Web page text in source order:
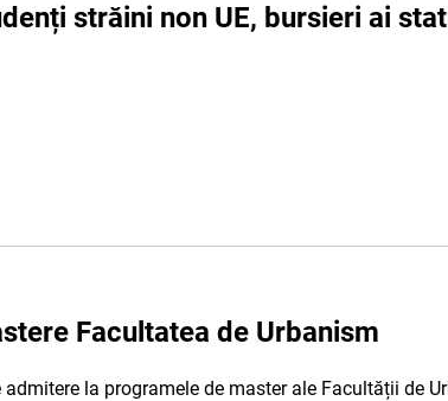
străini non UE, bursieri ai
Facultatea de Urbanism
la programele de master ale Facultății de